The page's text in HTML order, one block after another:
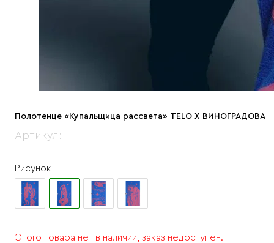
Полотенце «Купальщица рассвета» TELO X ВИНОГРАДОВА
Артикул:
Рисунок
Этого товара нет в наличии, заказ недоступен.